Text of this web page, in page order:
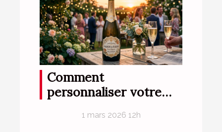
Comment
personnaliser votre
occasions spéciales ?
1 mars 2026 12h